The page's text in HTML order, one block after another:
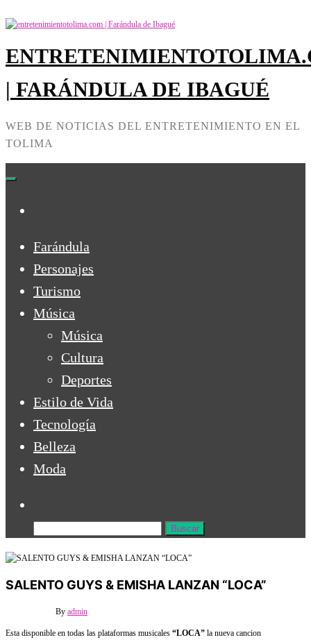
to
content
| FARÁNDULA DE IBAGUÉ
WEB DE NOTICIAS DEL ENTRETENIMIENTO EN EL
TOLIMA
Farándula
Personajes
Turismo
Música
Música
Cultura
Deportes
Estilo de Vida
Tecnología
Belleza
Moda
Buscar:
SALENTO GUYS & EMISHA LANZAN “LOCA”
By admin
Esta disponible en todas las plataformas musicales “LOCA” la nueva cancion